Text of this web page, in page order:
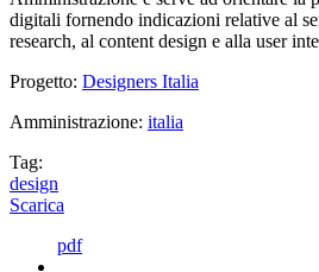
digitali fornendo indicazioni relative al
research, al content design e alla user
Progetto: Designers Italia
Amministrazione: italia
Tag:
design
Scarica
pdf